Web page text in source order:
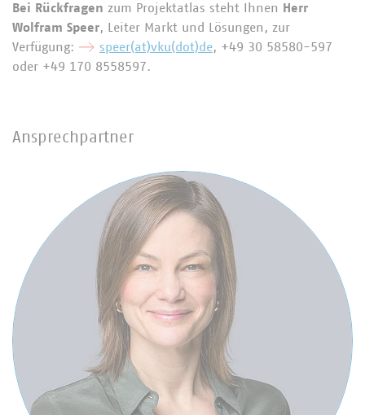
Bei Rückfragen zum Projektatlas steht Ihnen
Herr
Wolfram Speer, Leiter Markt und Lösungen, zur
Verfügung:
speer(at)vku(dot)de, +49 30 58580-597
oder +49 170 8558597.
Ansprechpartner